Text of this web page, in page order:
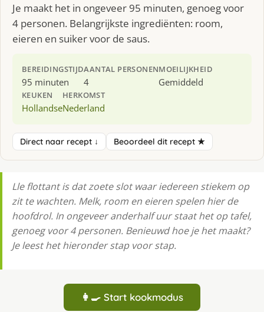
Je maakt het in ongeveer 95 minuten, genoeg voor
4 personen. Belangrijkste ingrediënten: room,
eieren en suiker voor de saus.
BEREIDINGSTIJD
95 minuten
AANTAL PERSONEN
4
MOEILIJKHEID
Gemiddeld
KEUKEN
Hollandse
HERKOMST
Nederland
Direct naar recept ↓ Beoordeel dit recept ★
Lle flottant is dat zoete slot waar iedereen stiekem op
zit te wachten. Melk, room en eieren spelen hier de
hoofdrol. In ongeveer anderhalf uur staat het op tafel,
genoeg voor 4 personen. Benieuwd hoe je het maakt?
Je leest het hieronder stap voor stap.
👩‍🍳 Start kookmodus